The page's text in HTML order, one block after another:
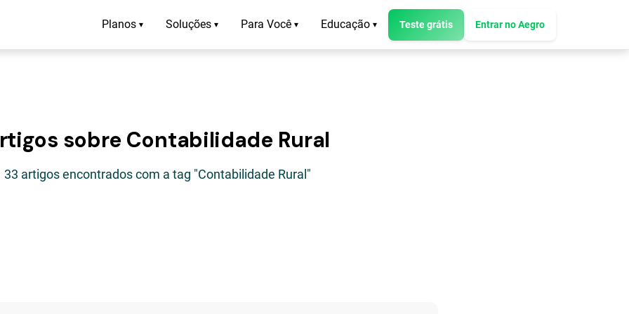
Planos ▾ Soluções ▾ Para Você ▾ Educação ▾ Teste grátis Entrar no Aegro
sobre Contabilidade Rural
33 artigos encontrados com a tag "Contabilidade Rural"